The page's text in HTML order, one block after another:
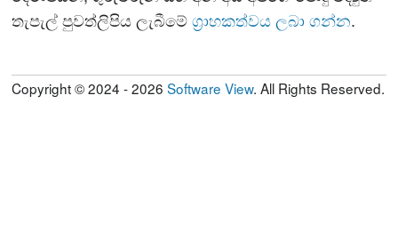
තැපැල් පුවත්ලිපිය ලැබීමේග්‍රාහකත්වය ලබා ගන්න.
Copyright © 2024 - 2026 Software View. All Rights Reserved.